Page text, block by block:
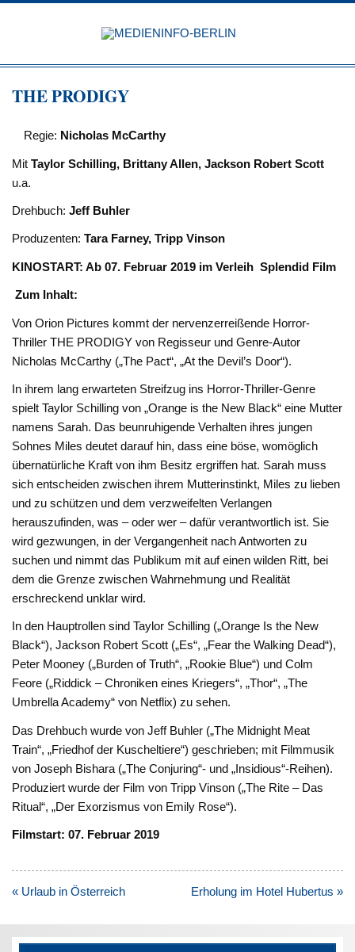
Zum
THE PRODIGY
Regie: Nicholas McCarthy
MitTaylor Schilling, Brittany Allen, Jackson Robert Scott
u.a.
Drehbuch: Jeff Buhler
Produzenten:Tara Farney, Tripp Vinson
KINOSTART: Ab 07. Februar 2019 im Verleih Splendid Film
Zum Inhalt:
Von Orion Pictures kommt der nervenzerreißende Horror-
Thriller THE PRODIGY von Regisseur und Genre-Autor
Nicholas McCarthy („The Pact“, „At the Devil’s Door“).
In ihrem lang erwarteten Streifzug ins Horror-Thriller-Genre
spielt Taylor Schilling von „Orange is the New Black“ eine Mutter
namens Sarah. Das beunruhigende Verhalten ihres jungen
Sohnes Miles deutet darauf hin, dass eine böse, womöglich
übernatürliche Kraft von ihm Besitz ergriffen hat. Sarah muss
sich entscheiden zwischen ihrem Mutterinstinkt, Miles zu lieben
und zu schützen und dem verzweifelten Verlangen
herauszufinden, was – oder wer – dafür verantwortlich ist. Sie
wird gezwungen, in der Vergangenheit nach Antworten zu
suchen und nimmt das Publikum mit auf einen wilden Ritt, bei
dem die Grenze zwischen Wahrnehmung und Realität
erschreckend unklar wird.
In den Hauptrollen sind Taylor Schilling („Orange Is the New
Black“), Jackson Robert Scott („Es“, „Fear the Walking Dead“),
Peter Mooney („Burden of Truth“, „Rookie Blue“) und Colm
Feore („Riddick – Chroniken eines Kriegers“, „Thor“, „The
Umbrella Academy“ von Netflix) zu sehen.
Das Drehbuch wurde von Jeff Buhler („The Midnight Meat
Train“, „Friedhof der Kuscheltiere“) geschrieben; mit Filmmusik
von Joseph Bishara („The Conjuring“- und „Insidious“-Reihen).
Produziert wurde der Film von Tripp Vinson („The Rite – Das
Ritual“, „Der Exorzismus von Emily Rose“).
Filmstart: 07. Februar 2019
Beitragsnavigation
« Urlaub in Österreich Erholung im Hotel Hubertus »